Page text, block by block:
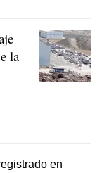
la
en